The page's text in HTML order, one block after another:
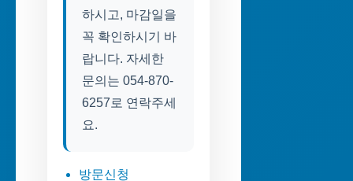
하시고, 마감일을
꼭 확인하시기 바
랍니다. 자세한
문의는 054-870-
6257로 연락주세
요.
방문신청